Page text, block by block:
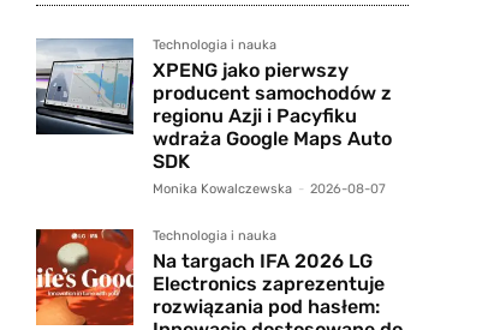
Technologia i nauka
XPENG jako pierwszy
producent samochodów z
regionu Azji i Pacyfiku
wdraża Google Maps Auto
SDK
Monika Kowalczewska - 2026-08-07
Technologia i nauka
Na targach IFA 2026 LG
Electronics zaprezentuje
rozwiązania pod hasłem: